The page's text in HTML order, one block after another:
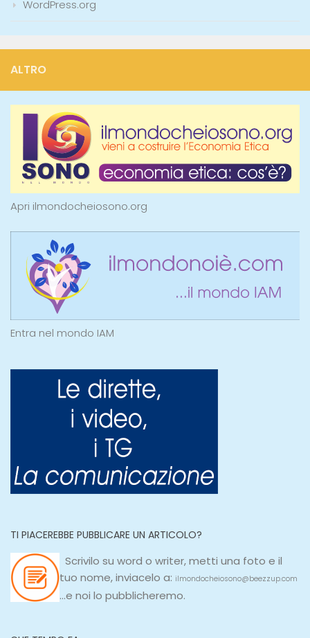
WordPress.org
ALTRO
Apri ilmondocheiosono.org
Entra nel mondo IAM
TI PIACEREBBE PUBBLICARE UN ARTICOLO?
Scrivilo su word o writer, metti una foto e il
tuo nome, inviacelo a: ilmondocheiosono@beezzup.com
...e noi lo pubblicheremo.